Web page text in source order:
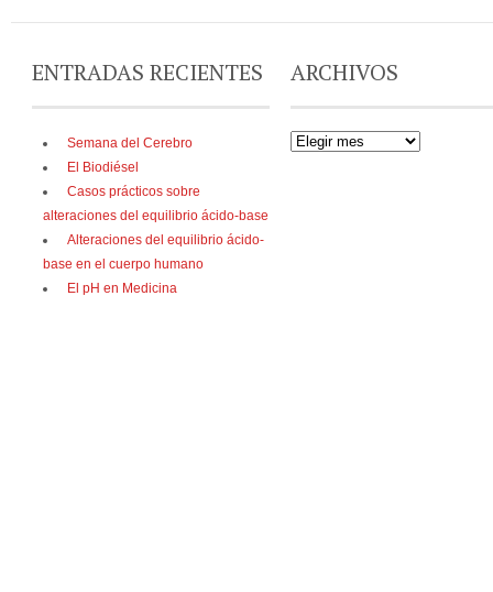
ENTRADAS RECIENTES
Semana del Cerebro
El Biodiésel
Casos prácticos sobre
alteraciones del equilibrio ácido-base
Alteraciones del equilibrio ácido-
base en el cuerpo humano
El pH en Medicina
ARCHIVOS